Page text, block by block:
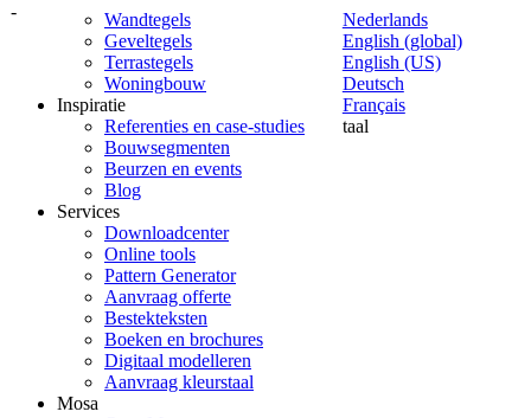
-
Nederlands
English (global)
English (US)
Deutsch
Français
taal
Wandtegels
Geveltegels
Terrastegels
Woningbouw
Inspiratie
Referenties en case-studies
Bouwsegmenten
Beurzen en events
Blog
Services
Downloadcenter
Online tools
Pattern Generator
Aanvraag offerte
Bestekteksten
Boeken en brochures
Digitaal modelleren
Aanvraag kleurstaal
Mosa